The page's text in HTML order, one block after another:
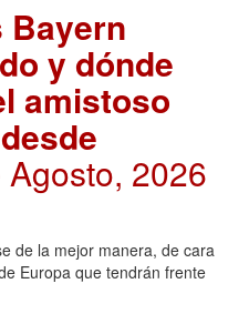
Bayern
y dónde
amistoso
Agosto, 2026
de la mejor manera, de cara
Europa que tendrán frente